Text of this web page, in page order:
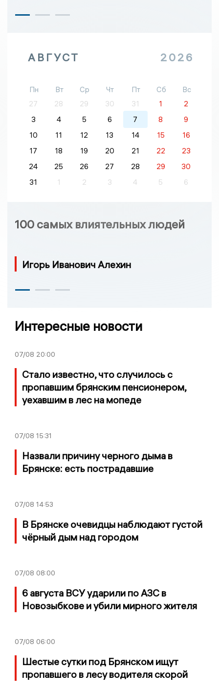
АВГУСТ 2026
Пн Вт Ср Чт Пт Сб
Вс
27
28 29 30 31 1
2
3
4 5 6 7 8
9
10
11 12 13 14 15
16
17
18 19 20 21 22
23
24
25 26 27 28 29
30
31
1 2 3 4 5 6
100 самых влиятельных людей
Игорь Иванович Алехин
Интересные новости
07/08 20:00
Стало известно, что случилось с
пропавшим брянским пенсионером,
уехавшим в лес на мопеде
07/08 15:31
Назвали причину черного дыма в
Брянске: есть пострадавшие
07/08 14:53
В Брянске очевидцы наблюдают густой
чёрный дым над городом
07/08 08:00
6 августа ВСУ ударили по АЗС в
Новозыбкове и убили мирного жителя
07/08 06:00
Шестые сутки под Брянском ищут
пропавшего в лесу водителя скорой